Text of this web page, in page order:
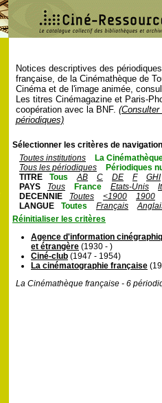
Notices descriptives des
française, de la Cinémathèque de
Cinéma et de l'image animée,
Les titres Cinémagazine et Paris-
coopération avec la BNF.
périodiques)
Sélectionner les critères de
Toutes institutions
La
Tous les périodiques
Périodiques
TITRE
Tous AB C DE F
GHI
PAYS
Tous France Etats-Unis
DECENNIE
Toutes <1900
1900
LANGUE
Toutes Français
Réinitialiser les critères
Agence d'information
et étrangère (1930 - )
Ciné-club (1947 - 1954)
La cinématographie française
La Cinémathèque française - 6